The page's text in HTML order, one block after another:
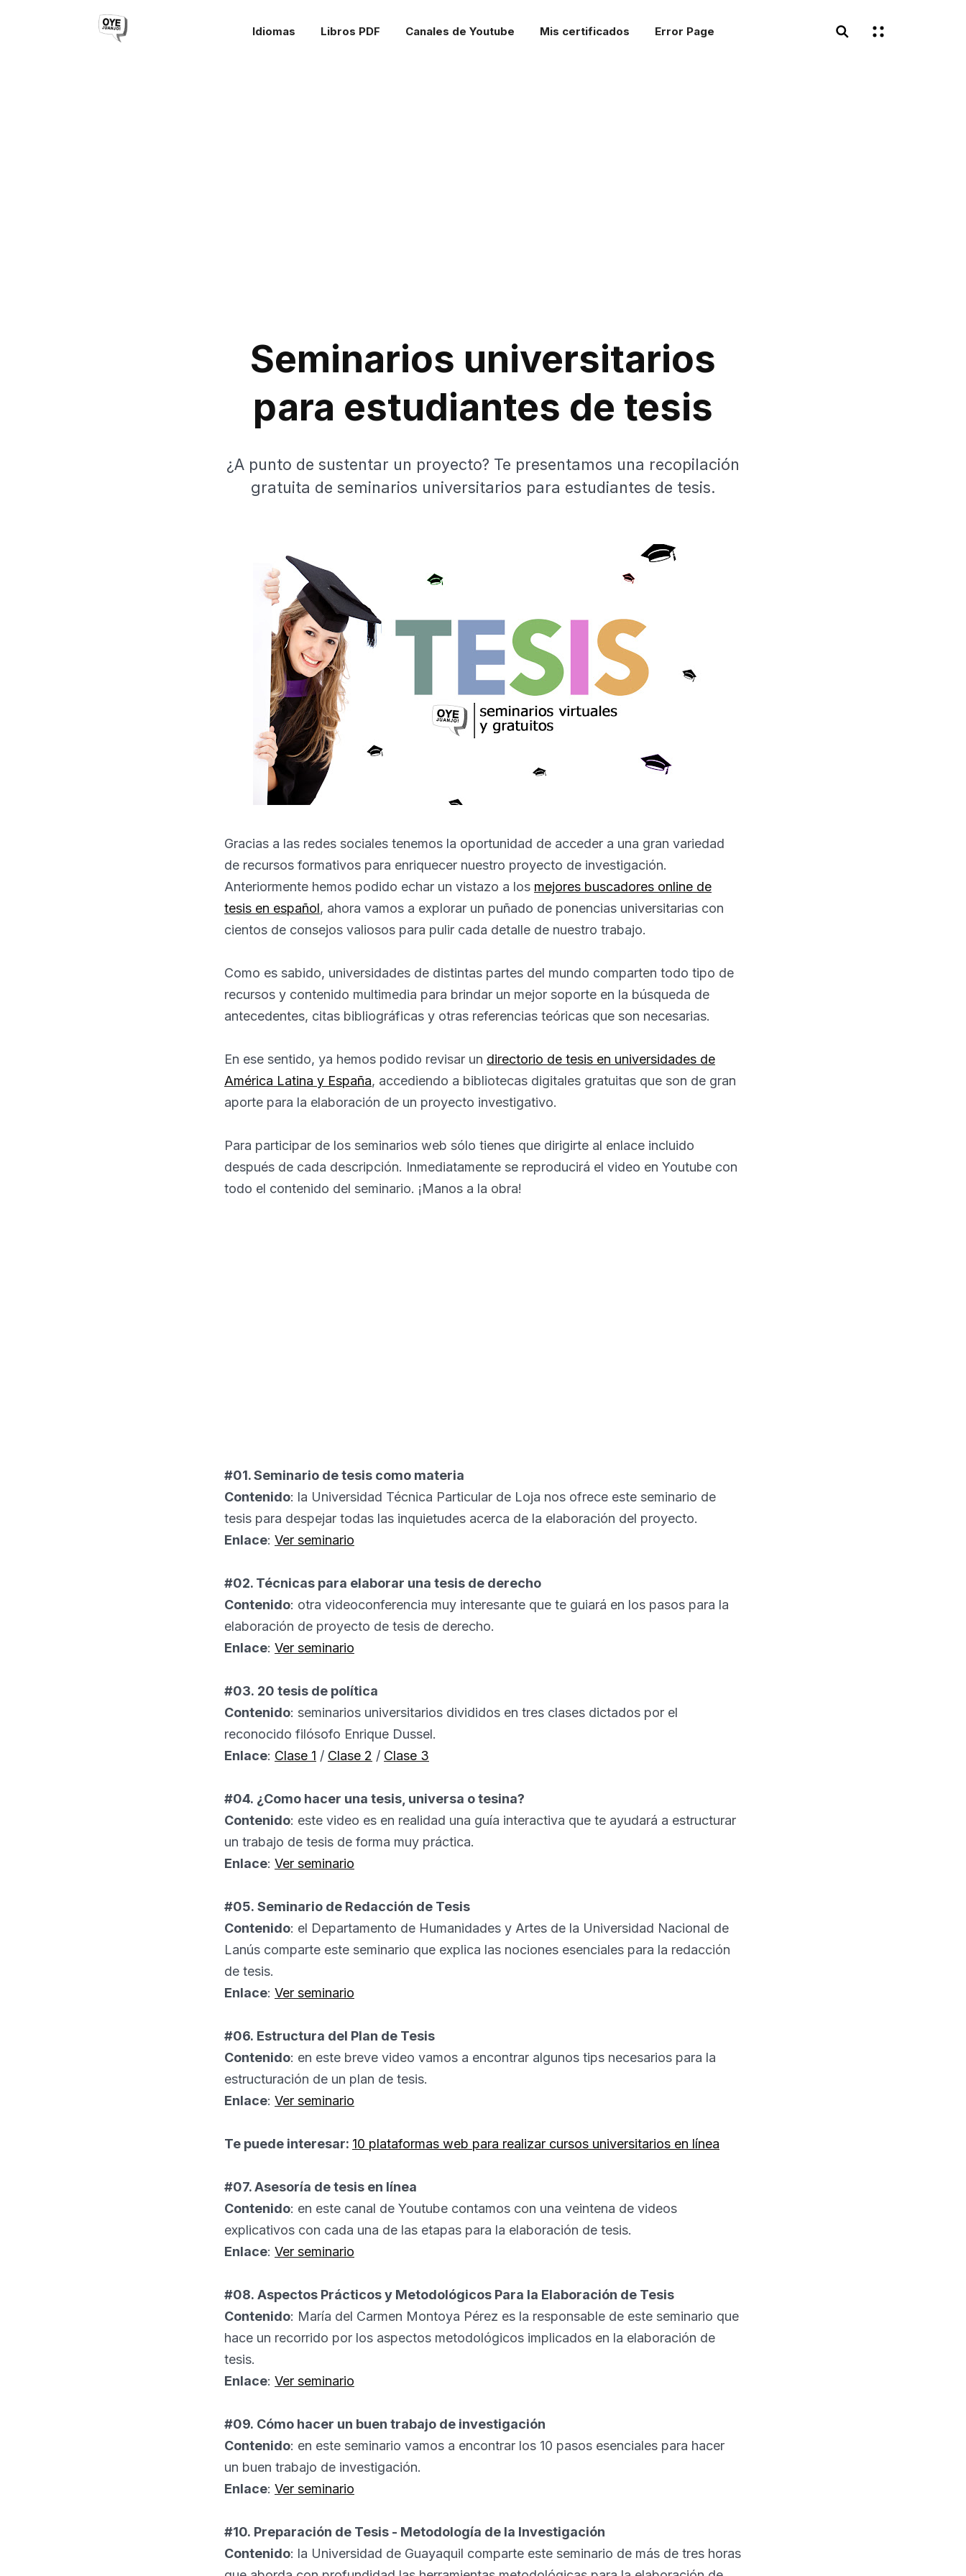
Idiomas Libros PDF Canales de Youtube Mis certificados Error Page
Seminarios universitarios
para estudiantes de tesis
¿A punto de sustentar un proyecto? Te presentamos una recopilación
gratuita de seminarios universitarios para estudiantes de tesis.
Gracias a las redes sociales tenemos la oportunidad de acceder a una gran variedad
de recursos formativos para enriquecer nuestro proyecto de investigación.
Anteriormente hemos podido echar un vistazo a los mejores buscadores online de
tesis en español, ahora vamos a explorar un puñado de ponencias universitarias con
cientos de consejos valiosos para pulir cada detalle de nuestro trabajo.
Como es sabido, universidades de distintas partes del mundo comparten todo tipo de
recursos y contenido multimedia para brindar un mejor soporte en la búsqueda de
antecedentes, citas bibliográficas y otras referencias teóricas que son necesarias.
En ese sentido, ya hemos podido revisar un directorio de tesis en universidades de
América Latina y España, accediendo a bibliotecas digitales gratuitas que son de gran
aporte para la elaboración de un proyecto investigativo.
Para participar de los seminarios web sólo tienes que dirigirte al enlace incluido
después de cada descripción. Inmediatamente se reproducirá el video en Youtube con
todo el contenido del seminario. ¡Manos a la obra!
#01. Seminario de tesis como materia
Contenido: la Universidad Técnica Particular de Loja nos ofrece este seminario de
tesis para despejar todas las inquietudes acerca de la elaboración del proyecto.
Enlace: Ver seminario
#02. Técnicas para elaborar una tesis de derecho
Contenido: otra videoconferencia muy interesante que te guiará en los pasos para la
elaboración de proyecto de tesis de derecho.
Enlace: Ver seminario
#03. 20 tesis de política
Contenido: seminarios universitarios divididos en tres clases dictados por el
reconocido filósofo Enrique Dussel.
Enlace: Clase 1 / Clase 2 / Clase 3
#04. ¿Como hacer una tesis, universa o tesina?
Contenido: este video es en realidad una guía interactiva que te ayudará a estructurar
un trabajo de tesis de forma muy práctica.
Enlace: Ver seminario
#05. Seminario de Redacción de Tesis
Contenido: el Departamento de Humanidades y Artes de la Universidad Nacional de
Lanús comparte este seminario que explica las nociones esenciales para la redacción
de tesis.
Enlace: Ver seminario
#06. Estructura del Plan de Tesis
Contenido: en este breve video vamos a encontrar algunos tips necesarios para la
estructuración de un plan de tesis.
Enlace: Ver seminario
Te puede interesar: 10 plataformas web para realizar cursos universitarios en línea
#07. Asesoría de tesis en línea
Contenido: en este canal de Youtube contamos con una veintena de videos
explicativos con cada una de las etapas para la elaboración de tesis.
Enlace: Ver seminario
#08. Aspectos Prácticos y Metodológicos Para la Elaboración de Tesis
Contenido: María del Carmen Montoya Pérez es la responsable de este seminario que
hace un recorrido por los aspectos metodológicos implicados en la elaboración de
tesis.
Enlace: Ver seminario
#09. Cómo hacer un buen trabajo de investigación
Contenido: en este seminario vamos a encontrar los 10 pasos esenciales para hacer
un buen trabajo de investigación.
Enlace: Ver seminario
#10. Preparación de Tesis - Metodología de la Investigación
Contenido: la Universidad de Guayaquil comparte este seminario de más de tres horas